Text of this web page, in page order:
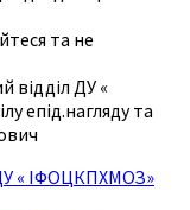
та не
відділ ДУ «
епід.нагляду та
« ІФОЦКПХМОЗ»